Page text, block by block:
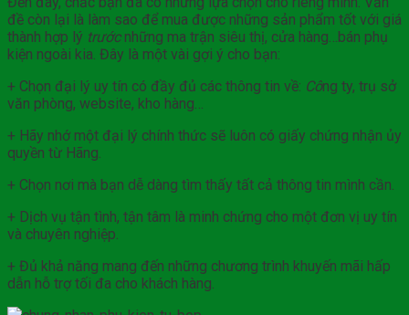
đề còn lại là làm sao để mua được những sản phẩm tốt với giá
thành hợp lý trước những ma trận siêu thị, cửa hàng…bán phụ
kiện ngoài kia. Đây là một vài gợi ý cho bạn:
+ Chọn đại lý uy tín có đầy đủ các thông tin về: Công ty, trụ sở
văn phòng, website, kho hàng…
+ Hãy nhớ một đại lý chính thức sẽ luôn có giấy chứng nhận ủy
quyền từ Hãng.
+ Chọn nơi mà bạn dễ dàng tìm thấy tất cả thông tin mình cần.
+ Dịch vụ tận tình, tận tâm là minh chứng cho một đơn vị uy tín
và chuyên nghiệp.
+ Đủ khả năng mang đến những chương trình khuyến mãi hấp
dẫn hỗ trợ tối đa cho khách hàng.